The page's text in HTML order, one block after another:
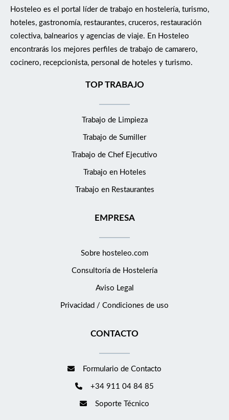
Hosteleo es el portal líder de trabajo en hostelería, turismo,
hoteles, gastronomía, restaurantes, cruceros, restauración
colectiva, balnearios y agencias de viaje. En Hosteleo
encontrarás los mejores perfiles de trabajo de camarero,
cocinero, recepcionista, personal de hoteles y turismo.
TOP TRABAJO
Trabajo de Limpieza
Trabajo de Sumiller
Trabajo de Chef Ejecutivo
Trabajo en Hoteles
Trabajo en Restaurantes
EMPRESA
Sobre hosteleo.com
Consultoría de Hostelería
Aviso Legal
Privacidad / Condiciones de uso
CONTACTO
Formulario de Contacto
+34 911 04 84 85
Soporte Técnico